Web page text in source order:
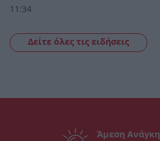
11:34
Δείτε όλες τις ειδήσεις
Άμεση Ανάγκη